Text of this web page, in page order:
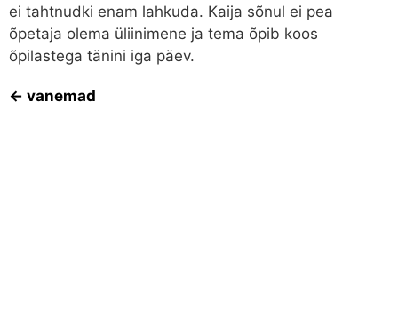
ei tahtnudki enam lahkuda. Kaija sõnul ei pea
õpetaja olema üliinimene ja tema õpib koos
õpilastega tänini iga päev.
← vanemad